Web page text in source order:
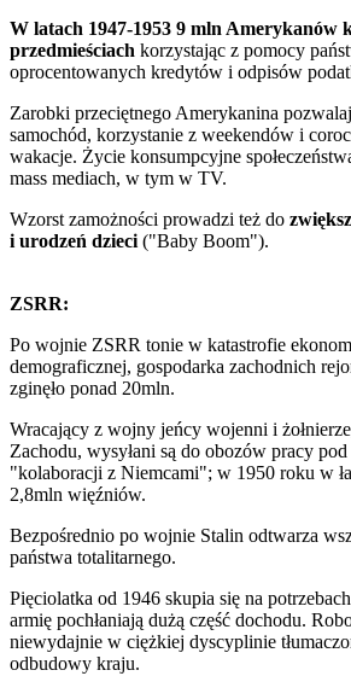
W latach 1947-1953 9 mln Amerykanów
przedmieściach korzystając z pomocy
oprocentowanych kredytów i odpisów
Zarobki przeciętnego Amerykanina
samochód, korzystanie z weekendów i
wakacje. Życie konsumpcyjne
mass mediach, w tym w TV.
Wzorst zamożności prowadzi też do
i urodzeń dzieci ("Baby Boom").
ZSRR:
Po wojnie ZSRR tonie w katastrofie
demograficznej, gospodarka zachodnich
zginęło ponad 20mln.
Wracający z wojny jeńcy wojenni i
Zachodu, wysyłani są do obozów pracy pod
"kolaboracji z Niemcami"; w 1950 roku w
2,8mln więźniów.
Bezpośrednio po wojnie Stalin odtwarza
państwa totalitarnego.
Pięciolatka od 1946 skupia się na
armię pochłaniają dużą część dochodu.
niewydajnie w ciężkiej dyscyplinie
odbudowy kraju.